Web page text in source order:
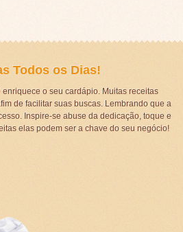
Todos os Dias!
enriquece o seu cardápio. Muitas receitas
de facilitar suas buscas. Lembrando que a
Inspire-se abuse da dedicação, toque e
elas podem ser a chave do seu negócio!